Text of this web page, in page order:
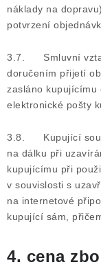
náklady na
potvrzení
3.7. Smluvní
doručením přijetí
zasláno kupujícímu
elektronické pošty
3.8. Kupující
na dálku při
kupujícímu při
v souvislosti s
na internetové
kupující sám,
4. cena